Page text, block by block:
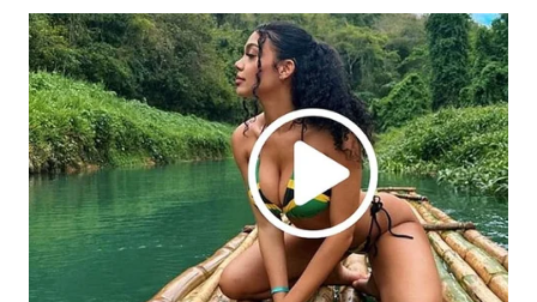
Wahana
Network
KONSUMEN
LISTRIK
MASYARAKAT
KELISTRIKAN